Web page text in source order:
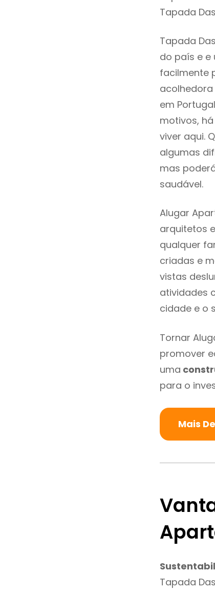
Tapada
Tapada
do país e e
facilmente
em
motivos,
viver aqui.
algumas
mas
saudável.
Alugar
arquitetos
qualquer
criadas e
vistas
atividades
cidade e o
Tornar
promover
uma
para o
Mais
Tapada